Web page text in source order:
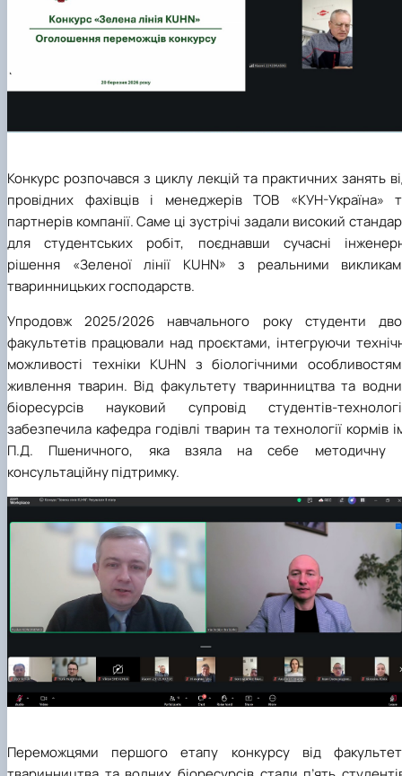
Конкурс розпочався з циклу лекцій та практичних занять
провідних фахівців і менеджерів ТОВ «КУН-Україна»
партнерів компанії. Саме ці зустрічі задали високий
для студентських робіт, поєднавши сучасні
рішення «Зеленої лінії KUHN» з реальними
тваринницьких господарств.
Упродовж 2025/2026 навчального року студенти
факультетів працювали над проєктами, інтегруючи
можливості техніки KUHN з біологічними
живлення тварин. Від факультету тваринництва та
біоресурсів науковий супровід студентів-
забезпечила кафедра годівлі тварин та технології кормів
П.Д. Пшеничного, яка взяла на себе методичну
консультаційну підтримку.
Переможцями першого етапу конкурсу від